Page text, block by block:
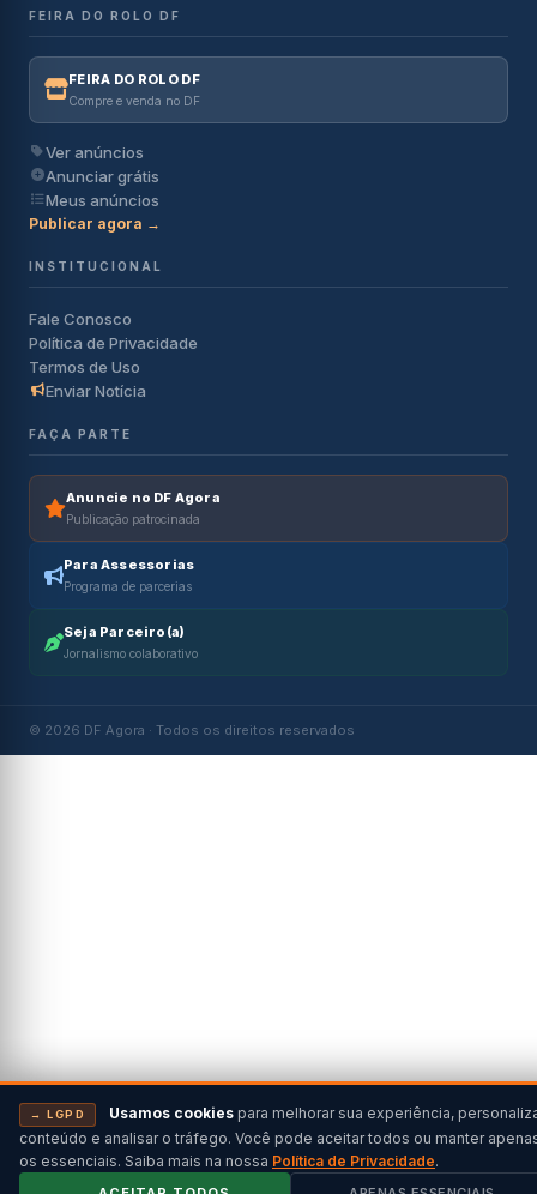
FEIRA DO ROLO DF
FEIRA DO ROLO DF
Compre e venda no DF
Ver anúncios
Anunciar grátis
Meus anúncios
Publicar agora →
INSTITUCIONAL
Fale Conosco
Política de Privacidade
Termos de Uso
Enviar Notícia
FAÇA PARTE
Anuncie no DF Agora
Publicação patrocinada
Para Assessorias
Programa de parcerias
Seja Parceiro(a)
Jornalismo colaborativo
© 2026 DF Agora · Todos os direitos reservados
→ LGPD Usamos cookies para melhorar sua experiência,
conteúdo e analisar o tráfego. Você pode aceitar todos ou manter
os essenciais. Saiba mais na nossa Política de Privacidade.